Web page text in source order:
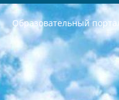
Образовательный
РЕСПУБЛИКА УЗБЕКИСТАН МИНИСТРЕРСТВО ДОШКОЛЬНОГО И ШКОЛЬНОГО ОБРАЗОВАНИЯ КОМАНДА в общеобразовательных учреждениях в 2023-2024 учебном году организация и проведение итоговой государственной аттестации обучающихся о Министра дошкольного и школьного образования Республики Узбекистан от 4 марта 2008 года (постановлением Минюста от 20 марта 2008 года № 1778 государственной регистрации) «Итоговое состояние учащихся общего среднего образования на основании положения об утверждении положения об аттестации общего среднего образования выпускной экзамен студентов в образовательных учреждениях в 2023-2024 учебном году В целях организации и прохождения аттестации приказываю: 1. Следующее: перечень предметов, по которым будет проводиться итоговая государственная аттестация и экзамен формы перевода согласно приложению 1; сертификаты международного образца, оценивающие уровень владения иностранными языками перечень согласно приложению 2; 2. Педагогический при специализированных образовательных учреждениях. научно-практический центр квалификации и международной оценки (Д.Давидова) 2024 г. До 25 марта: задания по предметам, по которым будет проводиться итоговая аттестация разработка и утверждение технических условий; итоговая аттестация на основании разработанного предметного задания разработка вопросов по предметам (устно и письменно), экзамен передача; общеобразовательные средние школы и специальные учебные заведения учащиеся выпускных классов школ и интернатов в агентской системе подготовка базы данных экзаменационных материалов и критериев оценки; перевод базы экзаменационных материалов на все языки обучения подать в Республиканский образовательный центр для изготовления; варианты экзаменов на основе разработанных контрольных материалов пусть будут поставлены задачи формирования. 3. Республиканский образовательный центр (Ш.Худайкулов) до 5 апреля 2024 года. до: база данных предоставленных экзаменационных материалов на все языки обучения перевод и экспертиза; для слепых, слабовидящих, глухих, слабослышащих и умственно отсталых детей учащиеся выпускных классов специализированных школ и школ-интернатов база данных экзаменационных материалов на всех преподаваемых языках подготовка критериев оценки; специализированные школы для умственно отсталых детей и технологии для учащихся выпускных классов школ-интернатов разработка соответствующих рекомендаций и критериев проведения ЕГЭ по естествознанию давать задания. 4. Педагогический при специализированных образовательных учреждениях. Научно-практический центр навыков и международной оценки (Д.Давидова), Республика образовательный центр (Худайкулов Ш.) итоговый государственный аттестационный экзамен ориентирован на творческое и логическое мышление при подготовке базы материалов учитывать введение заданий. 5. Следует отметить, что: сертификат государственного образца о знании общеобразовательного предмета и как минимум национальный уровень B1 по предметам на иностранных языках, указанным в Приложении 2. или международно признанный сертификат эквивалентного уровня студенты, изучающие определенный предмет, освобождаются от экзамена; по соответствующим предметам запланирована итоговая государственная аттестация за день до дня, путем жеребьевки Рабочей группой (в письменной форме по предметам, проводимым в форме) из числа сформированных вариантов выбрано 2 варианта; 2 выбранных варианта экзамена анонсированы на официальном сайте министерства и все выпускники по всей стране на основе этих вариантов проводит итоговую государственную аттестацию. 6. Государственное образование учащихся средних общеобразовательных учреждений. знания в соответствии с квалификационными требованиями, которые необходимо приобрести на основании стандартов итоговый (выпускной) контроль для 9 и 11 классов в целях тестирования Экзамены (далее – экзамены) состоят из предметов, перечисленных в приложении 1. будет сделано. 7. Экзамены пройдут с 26 мая по 15 июня 2024 г. (кроме науки физического воспитания). 8. Физическая для учащихся 9 классов общесредних образовательных учреждений. Экзамены по предмету «Образование, квалификация медицина» 1-6 мая 2024 года. сотрудники перевести под присмотр (с отклонениями в физическом или умственном развитии) специализированная школа для детей, школы-интернаты и со сколиозом школы-интернаты санаторного типа для больных детей исключены). 9. Он был слепым, слабовидящим и имел нарушения опорно-двигательного аппарата. экзамены в специализированных школах и интернатах для детей должны проводиться исходя из требований, предъявляемых к общеобразовательным учреждениям (физкультура кроме науки). 10. Специализированная школа для глухих и слабослышащих детей. и экзамены в интернатах и быть реализован в виде письменного теста по математике. 11. Специальность для умственно отсталых детей. Для 9 класса Родной язык и литературное письмо Государственный язык (язык обучения – узбекский). для неклассов) написано Математическое письмо Письменная/устная история Узбекистана